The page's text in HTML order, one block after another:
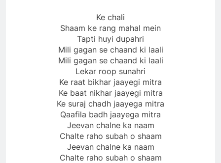
Ke chali
Shaam ke rang mahal mein
Tapti huyi dupahri
Mili gagan se chaand ki laali
Mili gagan se chaand ki laali
Lekar roop sunahri
Ke raat bikhar jaayegi mitra
Ke baat nikhar jaayegi mitra
Ke suraj chadh jaayega mitra
Qaafila badh jaayega mitra
Jeevan chalne ka naam
Chalte raho subah o shaam
Jeevan chalne ka naam
Chalte raho subah o shaam